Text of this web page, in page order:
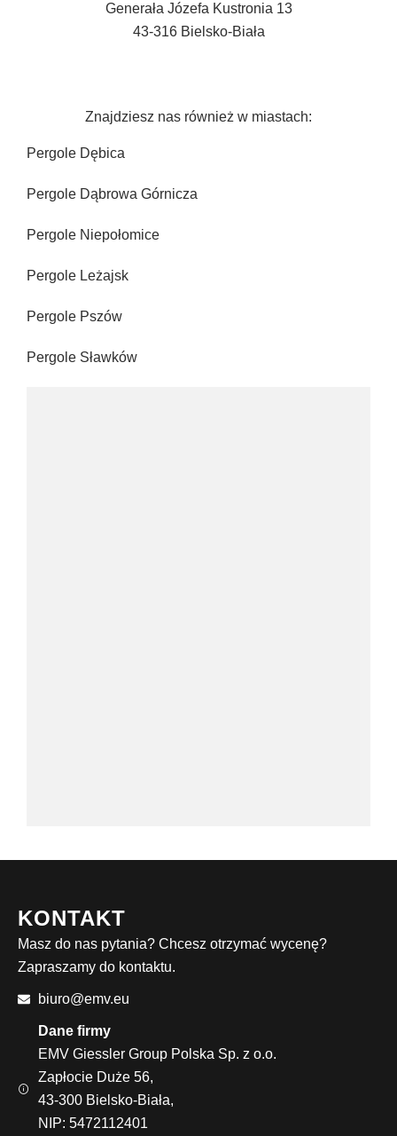
Generała Józefa Kustronia 13
43-316 Bielsko-Biała
Znajdziesz nas również w miastach:
Pergole Dębica
Pergole Dąbrowa Górnicza
Pergole Niepołomice
Pergole Leżajsk
Pergole Pszów
Pergole Sławków
KONTAKT
Masz do nas pytania? Chcesz otrzymać wycenę?
Zapraszamy do kontaktu.
biuro@emv.eu
Dane firmy
EMV Giessler Group Polska Sp. z o.o.
Zapłocie Duże 56,
43-300 Bielsko-Biała,
NIP: 5472112401